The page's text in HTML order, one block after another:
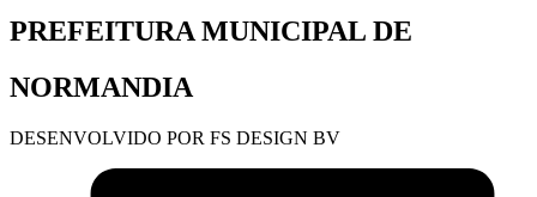
PREFEITURA MUNICIPAL DE
NORMANDIA
DESENVOLVIDO POR FS DESIGN BV